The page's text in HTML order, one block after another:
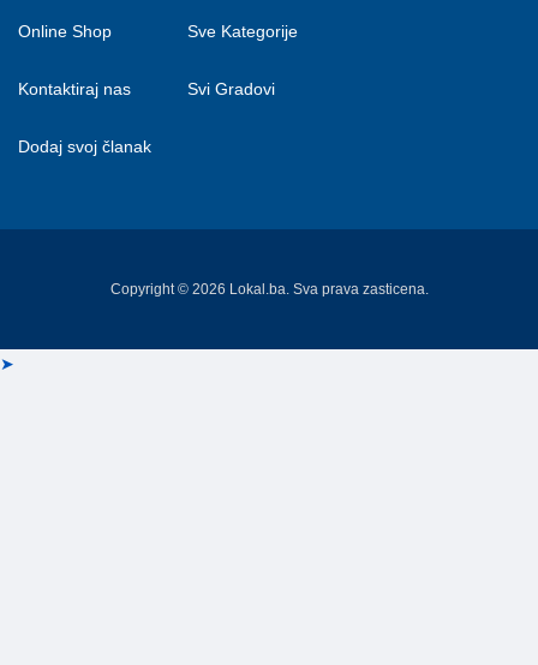
Online Shop
Kontaktiraj nas
Dodaj svoj članak
Sve Kategorije
Svi Gradovi
Copyright © 2026 Lokal.ba. Sva prava zasticena.
➤